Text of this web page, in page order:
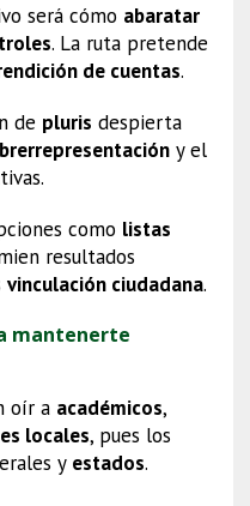
será cómo abaratar
. La ruta pretende
de cuentas.
de pluris despierta
y el
como listas
resultados
vinculación ciudadana.
mantenerte
oír a académicos,
locales, pues los
y estados.